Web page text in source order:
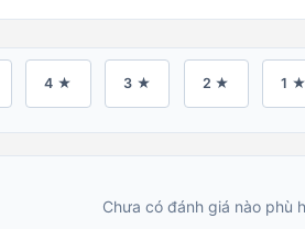
4 ★ 3 ★ 2 ★ 1 ★
Chưa có đánh giá nào phù